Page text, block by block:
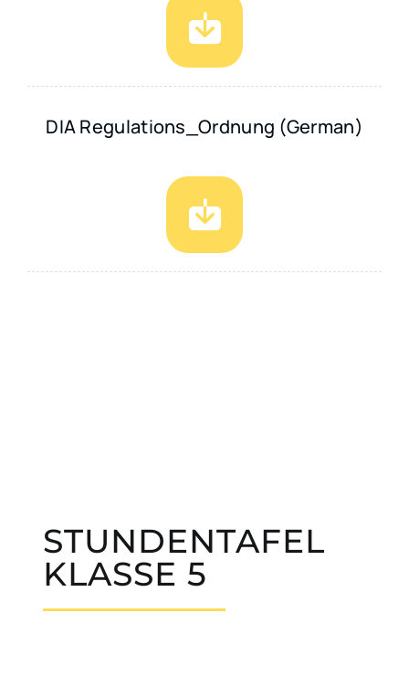
DIA Regulations_Ordnung (German)
STUNDENTAFEL
KLASSE 5